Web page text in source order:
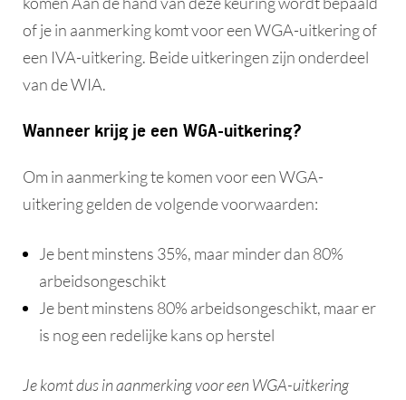
of je in aanmerking komt voor een WGA-uitkering of
een IVA-uitkering. Beide uitkeringen zijn onderdeel
van de WIA.
Wanneer krijg je een WGA-uitkering?
Om in aanmerking te komen voor een WGA-
uitkering gelden de volgende voorwaarden:
Je bent minstens 35%, maar minder dan 80%
arbeidsongeschikt
Je bent minstens 80% arbeidsongeschikt, maar er
is nog een redelijke kans op herstel
Je komt dus in aanmerking voor een WGA-uitkering